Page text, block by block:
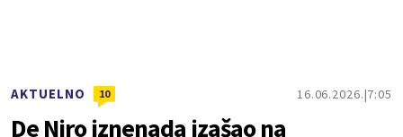
AKTUELNO 10 16.06.2026. 7:05
De Niro iznenada izašao na